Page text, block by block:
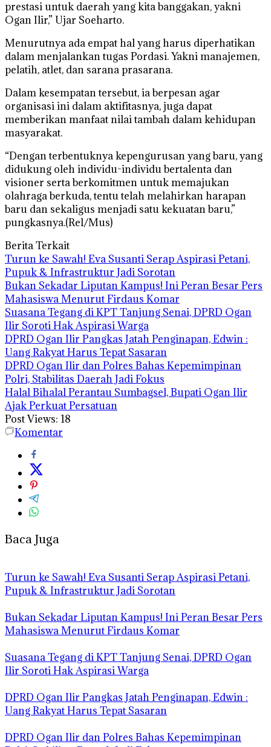
prestasi untuk daerah yang kita banggakan, yakni
Ogan Ilir,” Ujar Soeharto.
Menurutnya ada empat hal yang harus diperhatikan
dalam menjalankan tugas Pordasi. Yakni manajemen,
pelatih, atlet, dan sarana prasarana.
Dalam kesempatan tersebut, ia berpesan agar
organisasi ini dalam aktifitasnya, juga dapat
memberikan manfaat nilai tambah dalam kehidupan
masyarakat.
“Dengan terbentuknya kepengurusan yang baru, yang
didukung oleh individu-individu bertalenta dan
visioner serta berkomitmen untuk memajukan
olahraga berkuda, tentu telah melahirkan harapan
baru dan sekaligus menjadi satu kekuatan baru,”
pungkasnya.(Rel/Mus)
Berita Terkait
Turun ke Sawah! Eva Susanti Serap Aspirasi Petani,
Pupuk & Infrastruktur Jadi Sorotan
Bukan Sekadar Liputan Kampus! Ini Peran Besar Pers
Mahasiswa Menurut Firdaus Komar
Suasana Tegang di KPT Tanjung Senai, DPRD Ogan
Ilir Soroti Hak Aspirasi Warga
DPRD Ogan Ilir Pangkas Jatah Penginapan, Edwin :
Uang Rakyat Harus Tepat Sasaran
DPRD Ogan Ilir dan Polres Bahas Kepemimpinan
Polri, Stabilitas Daerah Jadi Fokus
Halal Bihalal Perantau Sumbagsel, Bupati Ogan Ilir
Ajak Perkuat Persatuan
Post Views: 18
Komentar
Baca Juga
Turun ke Sawah! Eva Susanti Serap Aspirasi Petani,
Pupuk & Infrastruktur Jadi Sorotan
Bukan Sekadar Liputan Kampus! Ini Peran Besar Pers
Mahasiswa Menurut Firdaus Komar
Suasana Tegang di KPT Tanjung Senai, DPRD Ogan
Ilir Soroti Hak Aspirasi Warga
DPRD Ogan Ilir Pangkas Jatah Penginapan, Edwin :
Uang Rakyat Harus Tepat Sasaran
DPRD Ogan Ilir dan Polres Bahas Kepemimpinan